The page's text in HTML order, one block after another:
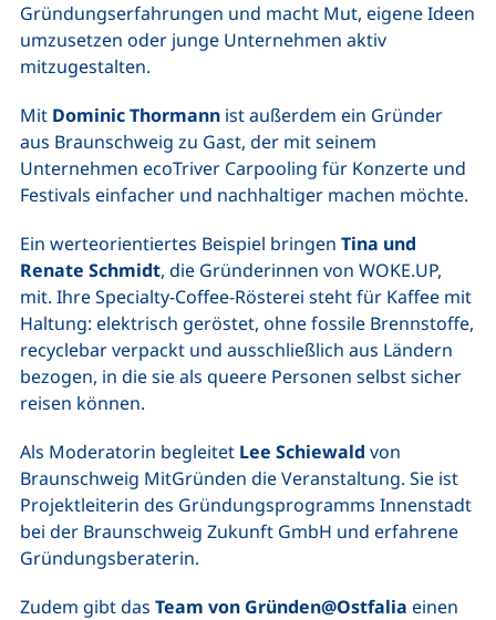
Gründungserfahrungen und macht Mut, eigene Ideen
umzusetzen oder junge Unternehmen aktiv
mitzugestalten.
Mit Dominic Thormann ist außerdem ein Gründer
aus Braunschweig zu Gast, der mit seinem
Unternehmen ecoTriver Carpooling für Konzerte und
Festivals einfacher und nachhaltiger machen möchte.
Ein werteorientiertes Beispiel bringen Tina und
Renate Schmidt, die Gründerinnen von WOKE.UP,
mit. Ihre Specialty-Coffee-Rösterei steht für Kaffee mit
Haltung: elektrisch geröstet, ohne fossile Brennstoffe,
recyclebar verpackt und ausschließlich aus Ländern
bezogen, in die sie als queere Personen selbst sicher
reisen können.
Als Moderatorin begleitet Lee Schiewald von
Braunschweig MitGründen die Veranstaltung. Sie ist
Projektleiterin des Gründungsprogramms Innenstadt
bei der Braunschweig Zukunft GmbH und erfahrene
Gründungsberaterin.
Zudem gibt das Team von Gründen@Ostfalia einen